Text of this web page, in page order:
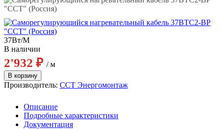
37Вт/М
В наличии
2'932 ₽ / м
Производитель: ССТ Энергомонтаж
Описание
Подробные характеристики
Документация